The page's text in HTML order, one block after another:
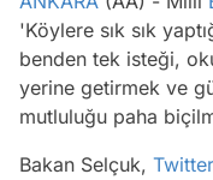
'Köylere sık sık
benden tek isteği,
yerine getirmek ve
mutluluğu paha
Bakan Selçuk, Twitter